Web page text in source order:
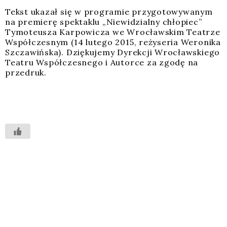
Tekst uka­zał się w pro­gra­mie przy­go­to­wy­wa­nym
na pre­mie­rę spek­ta­klu „Nie­wi­dzial­ny chło­piec”
Tymo­te­usza Kar­po­wi­cza we Wro­cław­skim Teatrze
Współ­cze­snym (14 lute­go 2015, reży­se­ria Wero­ni­ka
Szcza­wiń­ska). Dzię­ku­je­my Dyrek­cji Wro­cław­skie­go
Teatru Współ­cze­sne­go i Autor­ce za zgo­dę na
prze­druk.